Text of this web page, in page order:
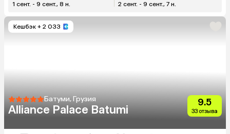
1 сент. - 9 сент., 8 н. 2 сент. - 9 сент., 7 н.
Кешбэк + 2 033
Батуми, Грузия
Alliance Palace Batumi
9.5
33 отзыва